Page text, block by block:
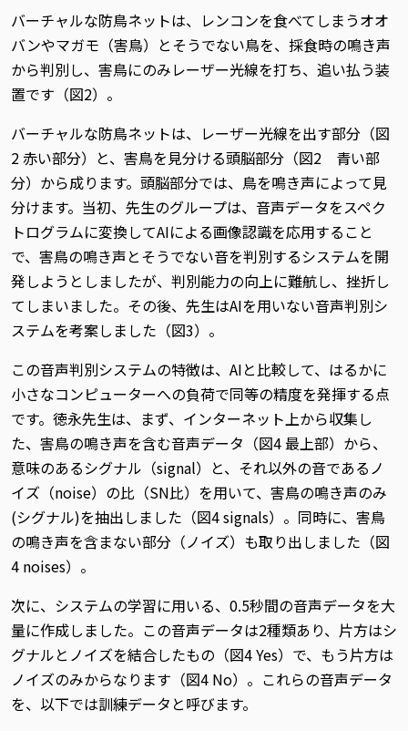
バーチャルな防鳥ネットは、レンコンを食べてしまうオオ
バンやマガモ（害鳥）とそうでない鳥を、採食時の鳴き声
から判別し、害鳥にのみレーザー光線を打ち、追い払う装
置です（図2）。
バーチャルな防鳥ネットは、レーザー光線を出す部分（図
2 赤い部分）と、害鳥を見分ける頭脳部分（図2 青い部
分）から成ります。頭脳部分では、鳥を鳴き声によって見
分けます。当初、先生のグループは、音声データをスペク
トログラムに変換してAIによる画像認識を応用すること
で、害鳥の鳴き声とそうでない音を判別するシステムを開
発しようとしましたが、判別能力の向上に難航し、挫折し
てしまいました。その後、先生はAIを用いない音声判別シ
ステムを考案しました（図3）。
この音声判別システムの特徴は、AIと比較して、はるかに
小さなコンピューターへの負荷で同等の精度を発揮する点
です。徳永先生は、まず、インターネット上から収集し
た、害鳥の鳴き声を含む音声データ（図4 最上部）から、
意味のあるシグナル（signal）と、それ以外の音であるノ
イズ（noise）の比（SN比）を用いて、害鳥の鳴き声のみ
(シグナル)を抽出しました（図4 signals）。同時に、害鳥
の鳴き声を含まない部分（ノイズ）も取り出しました（図
4 noises）。
次に、システムの学習に用いる、0.5秒間の音声データを大
量に作成しました。この音声データは2種類あり、片方はシ
グナルとノイズを結合したもの（図4 Yes）で、もう片方は
ノイズのみからなります（図4 No）。これらの音声データ
を、以下では訓練データと呼びます。